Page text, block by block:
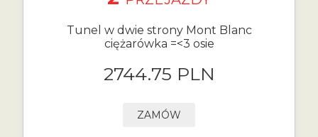
Tunel w dwie strony Mont Blanc
ciężarówka =<3 osie
2744.75 PLN
ZAMÓW